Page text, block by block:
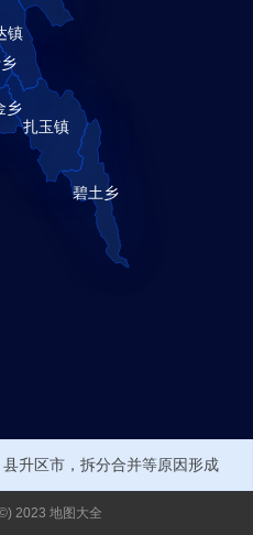
升区市，拆分合并等原因形成
分数据不正确。当前经纬度来自
2023 地图大全